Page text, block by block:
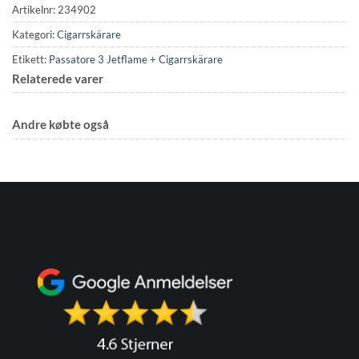
Artikelnr: 234902
Kategori:Cigarrskärare
Etikett: Passatore 3 Jetflame + Cigarrskärare
Relaterede varer
Andre købte også